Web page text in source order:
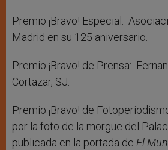
Premio ¡Bravo! Especial:
Madrid en su 125 aniversario.
Premio ¡Bravo! de Prensa:
Cortazar, SJ.
Premio ¡Bravo! de
por la foto de la morgue del
publicada en la portada de El